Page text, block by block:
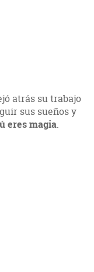
atrás su trabajo
sus sueños y
eres magia.